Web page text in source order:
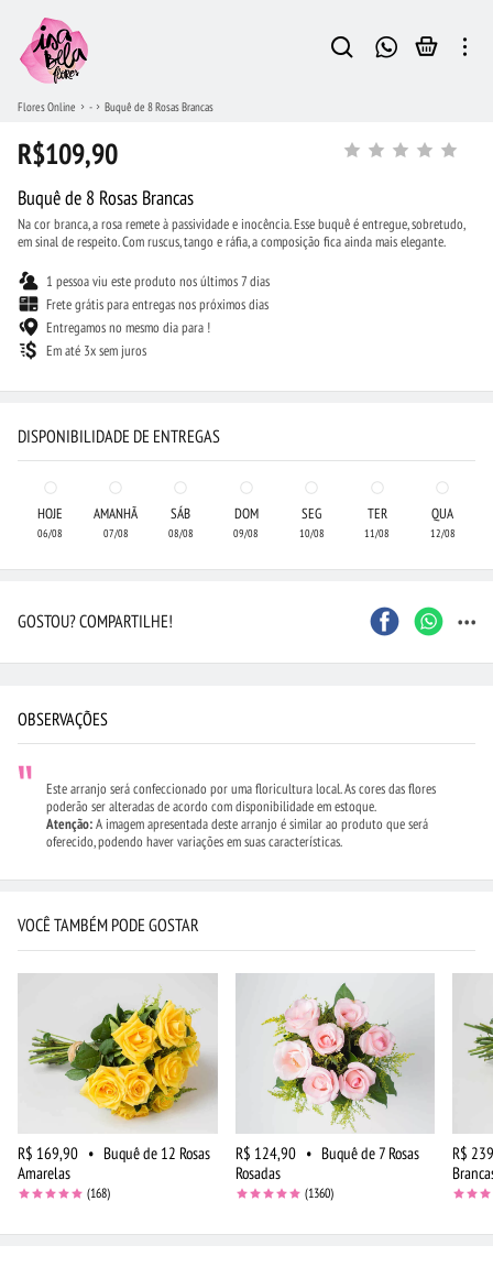
Flores Online - Buquê de 8 Rosas Brancas
R$109,90
Buquê de 8 Rosas Brancas
Na cor branca, a rosa remete à passividade e inocência. Esse buquê é entregue, sobretudo,
em sinal de respeito. Com ruscus, tango e ráfia, a composição fica ainda mais elegante.
1 pessoa viu este produto nos últimos 7 dias
Frete grátis para entregas nos próximos dias
Entregamos no mesmo dia para !
Em até 3x sem juros
DISPONIBILIDADE DE ENTREGAS
HOJE
06/08
AMANHÃ
07/08
SÁB
08/08
DOM
09/08
SEG
10/08
TER
11/08
QUA
12/08
GOSTOU? COMPARTILHE! ...
OBSERVAÇÕES
Este arranjo será confeccionado por uma floricultura local. As cores das flores
poderão ser alteradas de acordo com disponibilidade em estoque.
Atenção:A imagem apresentada deste arranjo é similar ao produto que será
oferecido, podendo haver variações em suas características.
VOCÊ TAMBÉM PODE GOSTAR
R$ 169,90 • Buquê de 12 Rosas
Amarelas
(168)
R$ 124,90 • Buquê de 7 Rosas
Rosadas
(1360)
R$